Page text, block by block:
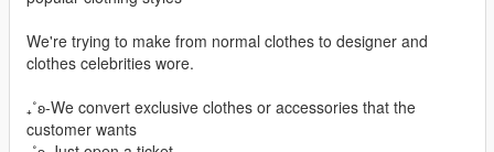
We're trying to make from normal clothes to designer and
clothes celebrities wore.
₊˚ʚ-We convert exclusive clothes or accessories that the
customer wants